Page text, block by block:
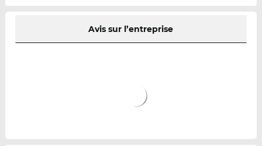
Avis sur l’entreprise